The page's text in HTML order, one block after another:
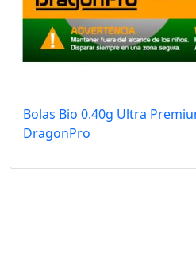
Bolas Bio 0.40g Ultra
DragonPro